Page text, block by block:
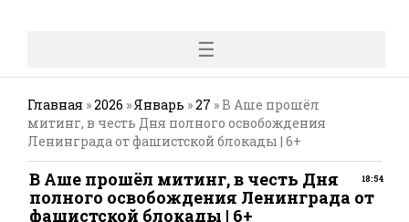
☰
Главная »2026 »Январь »27 » В Аше прошёл
митинг, в честь Дня полного освобождения
Ленинграда от фашистской блокады | 6+
18:54
В Аше прошёл митинг, в честь Дня
полного освобождения Ленинграда от
фашистской блокады | 6+